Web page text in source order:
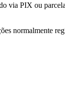
via PIX ou
normalmente